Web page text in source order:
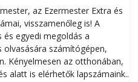
az Ezermester Extra és
visszamenőleg is! A
egyedi megoldás a
számítógépen,
Kényelmesen az otthonában,
alatt is elérhetők lapszámaink.